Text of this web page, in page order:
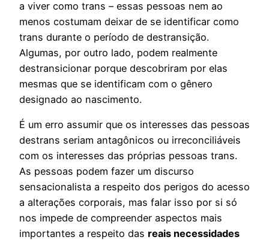
a viver como trans – essas pessoas nem ao
menos costumam deixar de se identificar como
trans durante o período de destransição.
Algumas, por outro lado, podem realmente
destransicionar porque descobriram por elas
mesmas que se identificam com o gênero
designado ao nascimento.
É um erro assumir que os interesses das pessoas
destrans seriam antagônicos ou irreconciliáveis
com os interesses das próprias pessoas trans.
As pessoas podem fazer um discurso
sensacionalista a respeito dos perigos do acesso
a alterações corporais, mas falar isso por si só
nos impede de compreender aspectos mais
importantes a respeito das reais necessidades